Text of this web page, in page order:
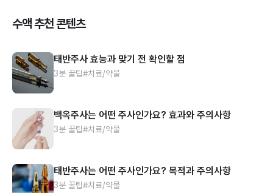
수액 추천 콘텐츠
태반주사 효능과 맞기 전 확인할 점
3분 꿀팁#치료/약물
백옥주사는 어떤 주사인가요? 효과와 주의사항
3분 꿀팁#치료/약물
태반주사는 어떤 주사인가요? 목적과 주의사항
3분 꿀팁#치료/약물